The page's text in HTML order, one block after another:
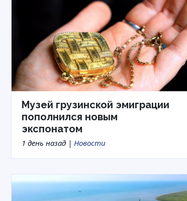
Музей грузинской эмиграции
пополнился новым
экспонатом
1 день назад | Новости